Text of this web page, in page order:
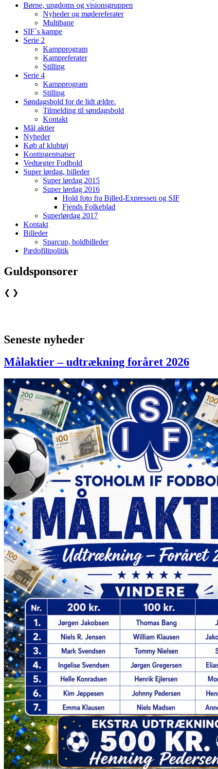
Børne, ungdoms og visionsgruppen
Nyheder og mødereferater
Multibane
SIF`s kampe
Serie 2
Kampprogram
Kampreferater
Stilling
Serie 4
Kampprogram
Stilling
Søndagsbold for de lidt ældre.
Tilmelding til søndagsbold
Kontakt
Mål aktier
Nyheder
Køb af klubtøj
Kontingentsatser
Vedtægter Fodbold
Super lørdag, billeder
Super lørdag 2015
Super lørdag 2016
Hold foto fra Billed-Expressen og SIF
Fjends Folkeblad
Superlørdag 2017
Kontakt
Billeder
Sparcup, holdbilleder
Pædofilipolitik
Guldsponsorer
❮ ❯
Seneste nyheder
Målaktier – udtrækning foråret 2026